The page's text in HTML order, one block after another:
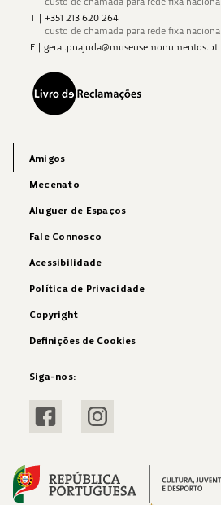
T
+351 213 620 264
custo de chamada para rede fixa nacional
E
geral.pnajuda@museusemonumentos.pt
Amigos
Mecenato
Aluguer de Espaços
Fale Connosco
Acessibilidade
Política de Privacidade
Copyright
Definições de Cookies
Siga-nos:
Visitar FacebookVisitar Instagram